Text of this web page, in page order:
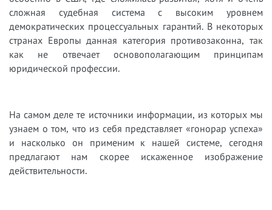
сложная судебная система с высоким уровнем
демократических процессуальных гарантий. В некоторых
странах Европы данная категория противозаконна, так
как не отвечает основополагающим принципам
юридической профессии.
На самом деле те источники информации, из которых мы
узнаем о том, что из себя представляет «гонорар успеха»
и насколько он применим к нашей системе, сегодня
предлагают нам скорее искаженное изображение
действительности.